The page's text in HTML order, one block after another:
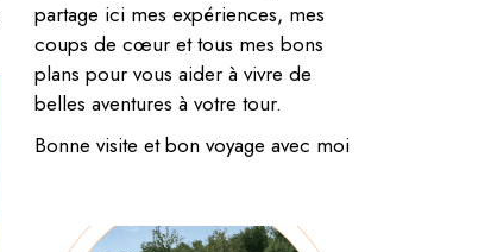
partage ici mes expériences, mes
coups de cœur et tous mes bons
plans pour vous aider à vivre de
belles aventures à votre tour.
Bonne visite et bon voyage avec moi